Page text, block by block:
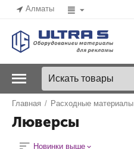
Алматы
Главная / Расходные материалы
Люверсы
Новинки выше